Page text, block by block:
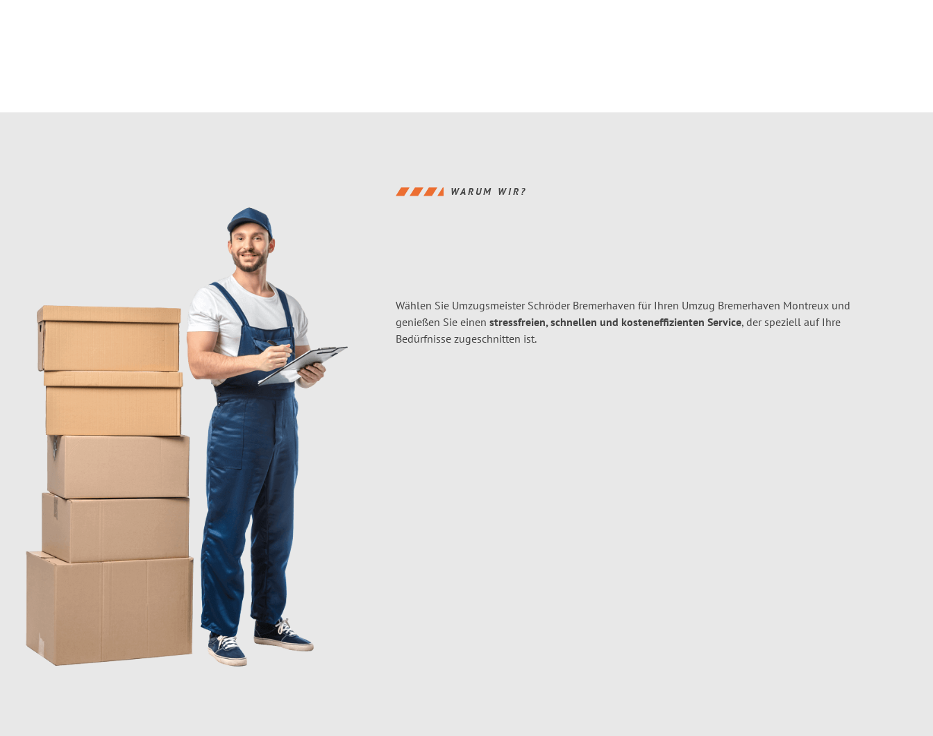
WARUM WIR?
Wählen Sie Umzugsmeister Schröder Bremerhaven für Ihren Umzug Bremerhaven Montreux und
genießen Sie einen stressfreien, schnellen und kosteneffizienten Service, der speziell auf Ihre
Bedürfnisse zugeschnitten ist.